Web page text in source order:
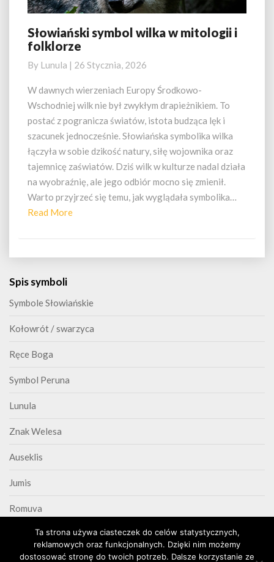
Słowiański
symbol
w
mitologii
folklorze
Słowiański symbol wilka w mitologii i
folklorze
By Lunula | 26 Stycznia, 2026
W dawnych wierzeniach Europy Środkowo-
Wschodniej wilk nie był zwykłym drapieżnikiem. To
postać z pogranicza światów, istota budząca lęk i
szacunek jednocześnie. Słowiańska symbolika wilka
łączyła w sobie dzikość natury, siłę wojownika oraz
tajemnicę zaświatów. Dziś wilk w kulturze nadal działa
na wyobraźnię, ale jego odbiór mocno się zmienił.
Warto przyjrzeć się temu, jak wyglądała symbolika…
Read MoreRead
Spis symboli
Symbole Słowiańskie
Kołowrót / swarzyca
Ręce Boga
Symbol Peruna
Lunula
Znak Welesa
Auseklis
Jumis
Romuva
TriskelionTa strona używa ciasteczek do celów statystycznych,
reklamowych oraz funkcjonalnych. Dzięki nim możemy
dostosować stronę do twoich potrzeb. Dalsze korzystanie ze